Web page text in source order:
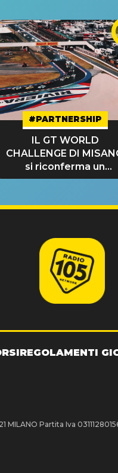
#PARTNERSHIP
IL GT WORLD
CHALLENGE DI
si riconferma un
GRANDE SUCCESSO!
REGOLAMENTI
MILANO Partita Iva